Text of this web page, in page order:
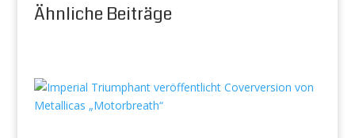
Ähnliche Beiträge